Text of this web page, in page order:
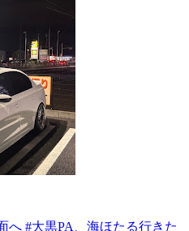
へ #大黒PA、海ほたる行きた